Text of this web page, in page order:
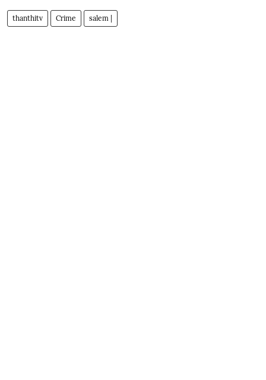
thanthitv Crime salem |